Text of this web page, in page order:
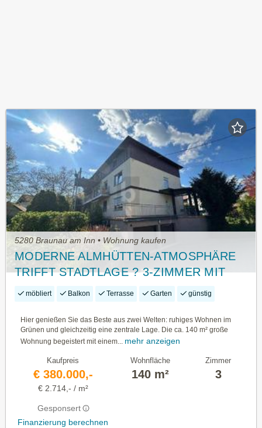
5280 Braunau am Inn • Wohnung kaufen
MODERNE ALMHÜTTEN-ATMOSPHÄRE
TRIFFT STADTLAGE ? 3-ZIMMER MIT
GARTEN
möbliert Balkon Terrasse Garten günstig
Hier genießen Sie das Beste aus zwei Welten: ruhiges Wohnen im
Grünen und gleichzeitig eine zentrale Lage. Die ca. 140 m² große
Wohnung begeistert mit einem... mehr anzeigen
Kaufpreis
€ 380.000,-
€ 2.714,- / m²
Gesponsert
Finanzierung berechnen
Wohnfläche
140 m²
Zimmer
3